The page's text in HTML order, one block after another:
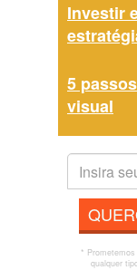
Investir
5
visual
*
qualquer